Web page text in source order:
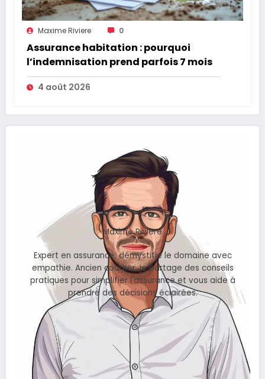
Maxime Riviere 0
Assurance habitation : pourquoi
l’indemnisation prend parfois 7 mois
4 août 2026
Maxime Rivière
Expert en assurance, démystifie le domaine avec
empathie. Ancien courtier, je partage des conseils
pratiques pour simplifier l'assurance et vous aide à
prendre des décisions éclairées.